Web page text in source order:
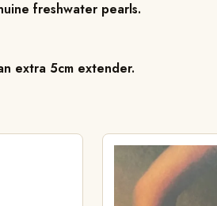
freshwater pearls.
extra 5cm extender.